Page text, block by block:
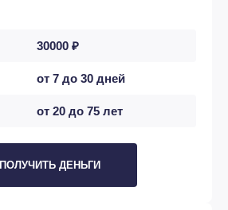
30000 ₽
от 7 до 30 дней
от 20 до 75 лет
ПОЛУЧИТЬ ДЕНЬГИ